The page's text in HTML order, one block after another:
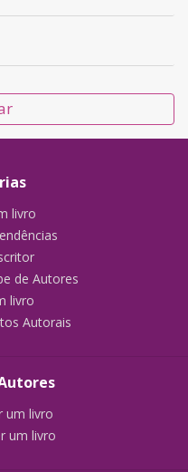
livro
de Autores
livro
Autorais
um livro
um livro